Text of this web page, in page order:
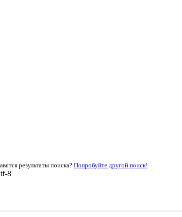
результаты поиска? Попробуйте другой поиск!
8